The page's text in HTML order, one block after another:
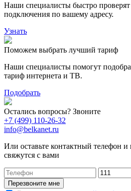
Наши специалисты быстро
подключения по вашему адресу.
Узнать
Поможем выбрать лучший тариф
Наши специалисты помогут
тариф интернета и ТВ.
Подобрать
Остались вопросы? Звоните
+7 (499) 110-26-32
info@belkanet.ru
Или оставьте контактный телефон
свяжутся с вами
Перезвоните мне